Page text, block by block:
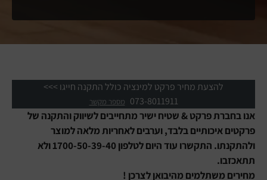
להצעת מחיר פרקט למינציה כולל התקנה חייגו >>>
073-8011911 מספר מקשר
אנו בחברת פרקט & שטיח ישיר מתחייבים לשיווק והתקנה של
פרקטים איכותיים בלבד, וערבים לאחריות מלאה למוצר
ולהתקנתו. התקשרו עוד היום לטלפון 1700-50-39-40 ולא
תתאכזבו.
מחירים משתלמים מהיבואן לצרכן !